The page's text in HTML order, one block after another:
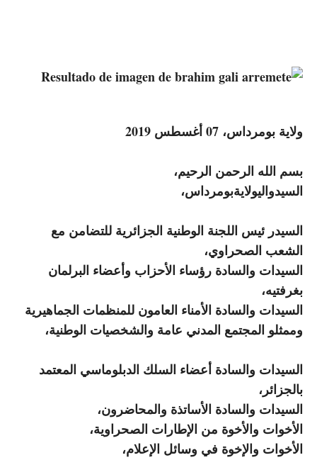
ولاية بومرداس، 07 أغسطس 2019
بسم الله الرحمن الرحيم،
السيدواليولايةبومرداس،
السيدر ئيس اللجنة الوطنية الجزائرية للتضامن مع
الشعب الصحراوي،
السيدات والسادة رؤساء الأحزاب وأعضاء البرلمان
بغرفتيه،
السيدات والسادة الأمناء العامون للمنظمات الجماهيرية
وممثلو المجتمع المدني عامة والشخصيات الوطنية،
السيدات والسادة أعضاء السلك الدبلوماسي المعتمد
بالجزائر،
السيدات والسادة الأساتذة والمحاضرون،
الأخوات والأخوة من الإطارات الصحراوية،
الأخوات والإخوة في وسائل الإعلام،